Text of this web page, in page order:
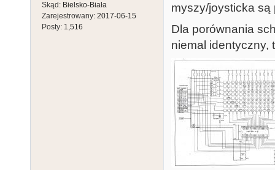
Skąd: Bielsko-Biała
Zarejestrowany: 2017-06-15
Posty: 1,516
myszy/joysticka są
Dla porównania
niemal identyczny,